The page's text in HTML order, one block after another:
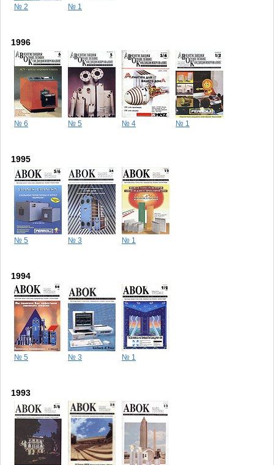
№ 2 № 1
1996
№ 6 № 5 № 4 № 1
1995
№ 5 № 3 № 1
1994
№ 5 № 3 № 1
1993